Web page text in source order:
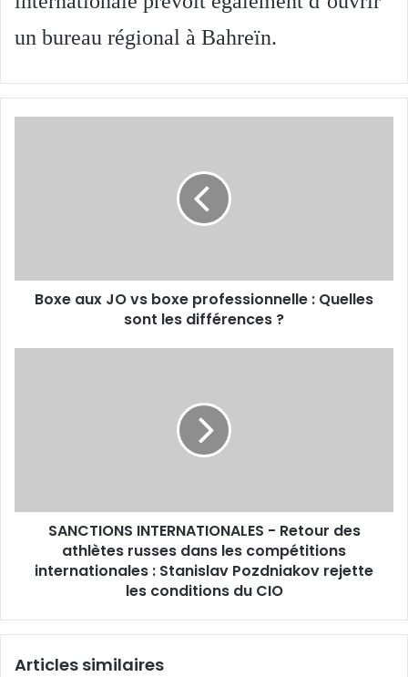
un bureau régional à Bahreïn.
sont
Boxe aux JO vs boxe professionnelle : Quelles
sont les différences ?
les
compétitions
internationales
rejette
conditions
SANCTIONS INTERNATIONALES - Retour des
athlètes russes dans les compétitions
internationales : Stanislav Pozdniakov rejette
les conditions du CIO
Articles similaires